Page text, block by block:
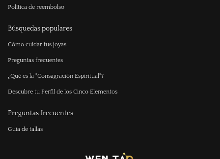
Política de reembolso
Búsquedas populares
Cómo cuidar tus joyas
Preguntas frecuentes
¿Qué es la "Consagración Espiritual"?
Descubre tu Perfil de los Cinco Elementos
Preguntas frecuentes
Guía de tallas